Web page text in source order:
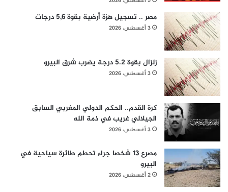
مصر .. تسجيل هزة أرضية بقوة 5,6 درجات
3 أغسطس، 2026
زلزال بقوة 5.2 درجة يضرب شرق البيرو
3 أغسطس، 2026
كرة القدم.. الحكم الدولي المغربي السابق
الجيلالي غريب في ذمة الله
3 أغسطس، 2026
مصرع 13 شخصا جراء تحطم طائرة سياحية في
البيرو
2 أغسطس، 2026